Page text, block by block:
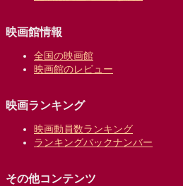
映画館情報
全国の映画館
映画館のレビュー
映画ランキング
映画動員数ランキング
ランキングバックナンバー
その他コンテンツ